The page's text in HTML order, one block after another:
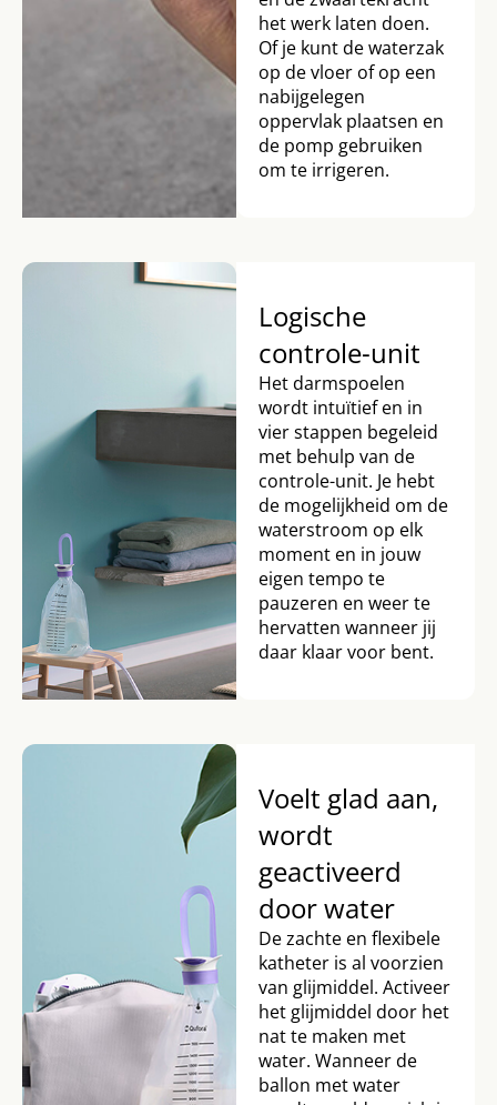
het werk laten doen.
Of je kunt de waterzak
op de vloer of op een
nabijgelegen
oppervlak plaatsen en
de pomp gebruiken
om te irrigeren.
Logische
controle-unit
Het darmspoelen
wordt intuïtief en in
vier stappen begeleid
met behulp van de
controle-unit. Je hebt
de mogelijkheid om de
waterstroom op elk
moment en in jouw
eigen tempo te
pauzeren en weer te
hervatten wanneer jij
daar klaar voor bent.
Voelt glad aan,
wordt
geactiveerd
door water
De zachte en flexibele
katheter is al voorzien
van glijmiddel. Activeer
het glijmiddel door het
nat te maken met
water. Wanneer de
ballon met water